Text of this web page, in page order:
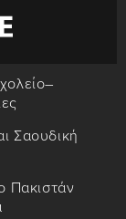
Σαουδική
Πακιστάν